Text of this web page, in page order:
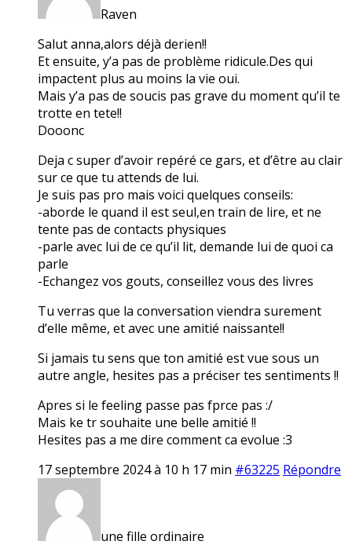
Raven
Salut anna,alors déjà derien!!
Et ensuite, y’a pas de problème ridicule.Des qui
impactent plus au moins la vie oui.
Mais y’a pas de soucis pas grave du moment qu’il te
trotte en tete!!
Dooonc
Deja c super d’avoir repéré ce gars, et d’être au clair
sur ce que tu attends de lui.
Je suis pas pro mais voici quelques conseils:
-aborde le quand il est seul,en train de lire, et ne
tente pas de contacts physiques
-parle avec lui de ce qu’il lit, demande lui de quoi ca
parle
-Echangez vos gouts, conseillez vous des livres
Tu verras que la conversation viendra surement
d’elle même, et avec une amitié naissante!!
Si jamais tu sens que ton amitié est vue sous un
autre angle, hesites pas a préciser tes sentiments !!
Apres si le feeling passe pas fprce pas :/
Mais ke tr souhaite une belle amitié !!
Hesites pas a me dire comment ca evolue :3
17 septembre 2024 à 10 h 17 min #63225 Répondre
une fille ordinaire